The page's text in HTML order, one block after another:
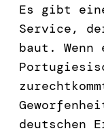
Es gibt
Service,
baut.
deutschen